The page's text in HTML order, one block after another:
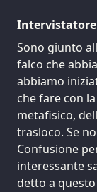
Intervistatore
Sono giunto
falco che
abbiamo
che fare con
metafisico,
trasloco. Se
Confusione
interessante
detto a